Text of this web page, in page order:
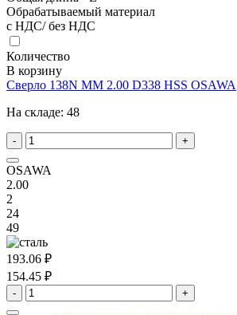
Обрабатываемый материал
с НДС/ без НДС
Количество
В корзину
Сверло 138N MM 2.00 D338 HSS OSAWA
На складе: 48
- +
OSAWA
2.00
2
24
49
193.06 ₽
154.45 ₽
- +